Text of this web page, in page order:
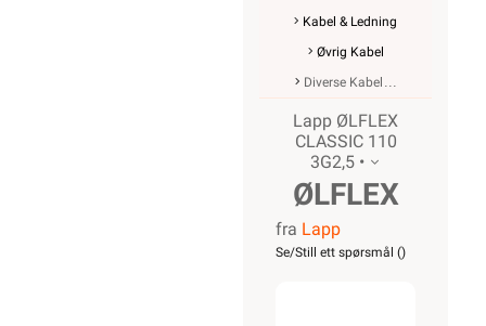
Kabel & Ledning
Øvrig Kabel
Diverse Kabel
Lapp ØLFLEX
CLASSIC 110
3G2,5 •
ØLFLEX
CLASSIC
fra Lapp
Se/Still ett spørsmål ()